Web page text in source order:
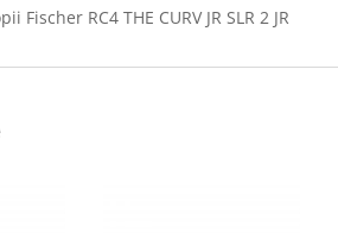
Fischer RC4 THE CURV JR SLR 2 JR